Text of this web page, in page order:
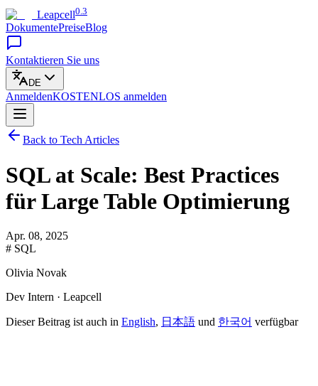
Leapcell0.3
DokumentePreiseBlog
Kontaktieren Sie uns
DE
AnmeldenKOSTENLOS anmelden
Back to Tech Articles
SQL at Scale: Best Practices
für Large Table Optimierung
Apr. 08, 2025
# SQL
Olivia Novak
Dev Intern · Leapcell
Dieser Beitrag ist auch in English, 日本語 und 한국어 verfügbar